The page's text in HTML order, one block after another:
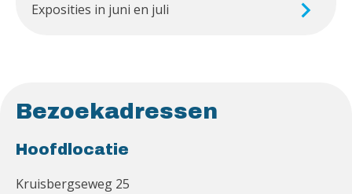
Exposities in juni en juli
Bezoekadressen
Hoofdlocatie
Kruisbergseweg 25